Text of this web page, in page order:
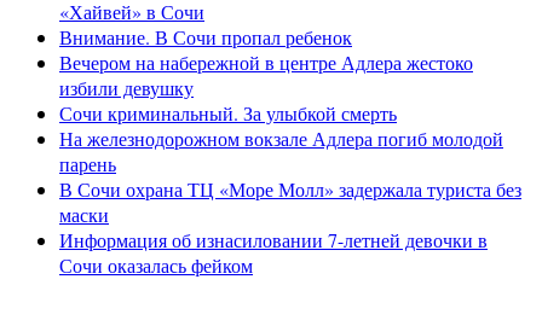
«Хайвей» в Сочи
Внимание. В Сочи пропал ребенок
Вечером на набережной в центре Адлера жестоко
избили девушку
Сочи криминальный. За улыбкой смерть
На железнодорожном вокзале Адлера погиб молодой
парень
В Сочи охрана ТЦ «Море Молл» задержала туриста без
маски
Информация об изнасиловании 7-летней девочки в
Сочи оказалась фейком